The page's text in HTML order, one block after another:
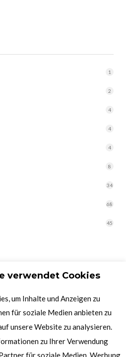
1
2
4
4
4
8
34
68
45
verwendet Cookies
um Inhalte und Anzeigen zu
für soziale Medien anbieten zu
unsere Website zu analysieren.
zu Ihrer Verwendung